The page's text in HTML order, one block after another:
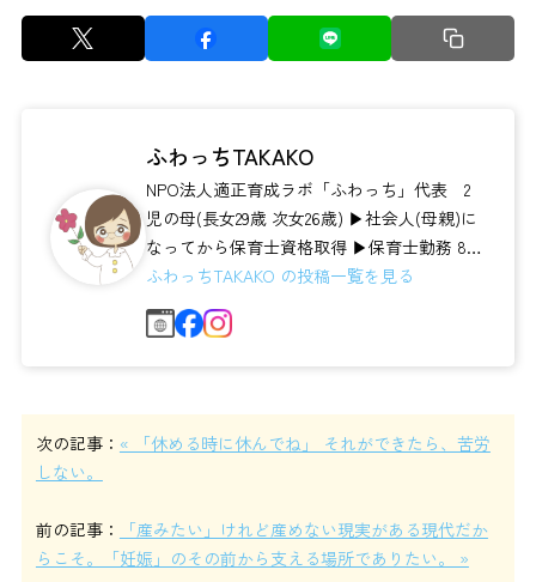
ふわっちTAKAKO
NPO法人適正育成ラボ「ふわっち」代表 2
児の母(長女29歳 次女26歳) ▶社会人(母親)に
なってから保育士資格取得 ▶保育士勤務 8
年 保育士養成校 講...
ふわっちTAKAKO の投稿一覧を見る
次の記事： « 「休める時に休んでね」 それができたら、苦労
しない。
前の記事：
「産みたい」けれど産めない現実がある現代だか
らこそ。「妊娠」のその前から支える場所でありたい。 »